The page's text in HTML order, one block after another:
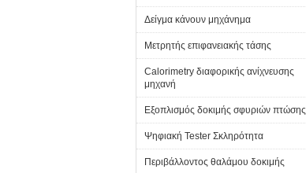
Δείγμα κάνουν μηχάνημα
Μετρητής επιφανειακής τάσης
Calorimetry διαφορικής ανίχνευσης
μηχανή
Εξοπλισμός δοκιμής σφυριών πτώσης
Ψηφιακή Tester Σκληρότητα
Περιβάλλοντος θαλάμου δοκιμής